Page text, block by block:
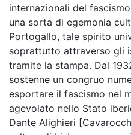
internazionali del
una sorta di egemonia
Portogallo, tale spirito
soprattutto attraverso gli
tramite la stampa. Dal
sostenne un congruo
esportare il fascismo nel
agevolato nello Stato
Dante Alighieri